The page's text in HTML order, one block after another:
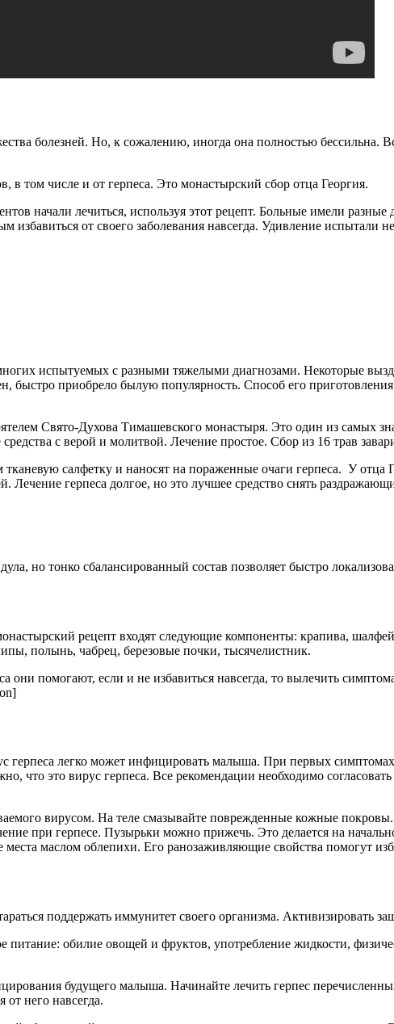
болезней. Но, к сожалению, иногда она полностью бессильна.
в том числе и от герпеса. Это монастырский сбор отца Георгия.
начали лечиться, используя этот рецепт. Больные имели
избавиться от своего заболевания навсегда. Удивление испытали
испытуемых с разными тяжелыми диагнозами. Некоторые
быстро приобрело былую популярность. Способ его
Свято-Духова Тимашевского монастыря. Это один из самых
с верой и молитвой. Лечение простое. Сбор из 16 трав
салфетку и наносят на пораженные очаги герпеса. У отца
Лечение герпеса долгое, но это лучшее средство снять
но тонко сбалансированный состав позволяет быстро
рецепт входят следующие компоненты: крапива,
полынь, чабрец, березовые почки, тысячелистник.
они помогают, если и не избавиться навсегда, то вылечить
легко может инфицировать малыша. При первых симптомах
что это вирус герпеса. Все рекомендации необходимо
вирусом. На теле смазывайте поврежденные кожные покровы.
при герпесе. Пузырьки можно прижечь. Это делается на
маслом облепихи. Его ранозаживляющие свойства помогут
поддержать иммунитет своего организма. Активизировать
питание: обилие овощей и фруктов, употребление жидкости,
будущего малыша. Начинайте лечить герпес
от него навсегда.